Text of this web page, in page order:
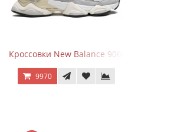
Кроссовки New Balance 9060 Rain Cloud
9970